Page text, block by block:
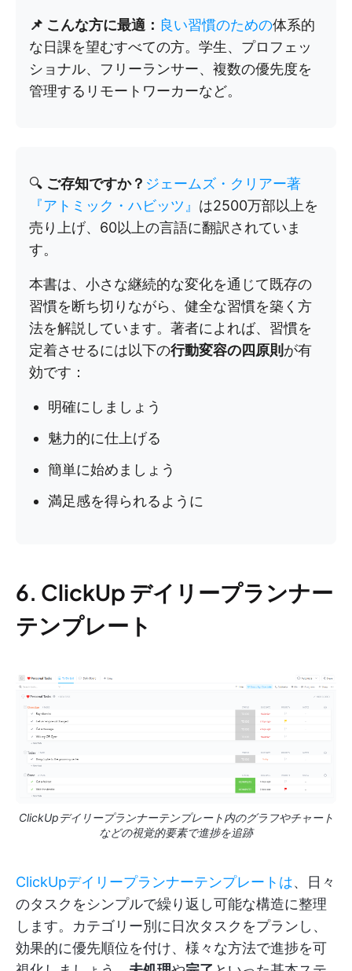
📌 こんな方に最適： 良い習慣のための体系的
な日課を望むすべての方。学生、プロフェッ
ショナル、フリーランサー、複数の優先度を
管理するリモートワーカーなど。
🔍 ご存知ですか？ ジェームズ・クリアー著
『アトミック・ハビッツ』 は2500万部以上を
売り上げ、60以上の言語に翻訳されていま
す。
本書は、小さな継続的な変化を通じて既存の
習慣を断ち切りながら、健全な習慣を築く方
法を解説しています。著者によれば、習慣を
定着させるには以下の行動変容の四原則 が有
効です：
明確にしましょう
魅力的に仕上げる
簡単に始めましょう
満足感を得られるように
6. ClickUp デイリープランナー
テンプレート
ClickUpデイリープランナーテンプレート内のグラフやチャート
などの視覚的要素で進捗を追跡
ClickUpデイリープランナーテンプレートは、日々
のタスクをシンプルで繰り返し可能な構造に整理
します。カテゴリー別に日次タスクをプランし、
効果的に優先順位を付け、様々な方法で進捗を可